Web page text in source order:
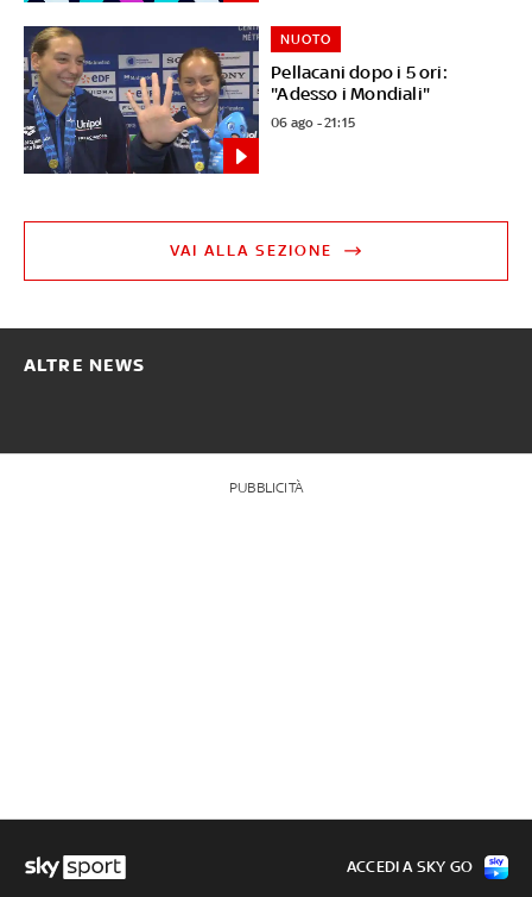
Pellacani dopo i 5 ori:
"Adesso i Mondiali"
NUOTO
06 ago - 21:15
VAI ALLA SEZIONE
ALTRE NEWS
PUBBLICITÀ
ACCEDI A SKY GO